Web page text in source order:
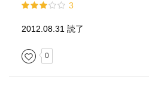
3
2012.08.31 読了
0